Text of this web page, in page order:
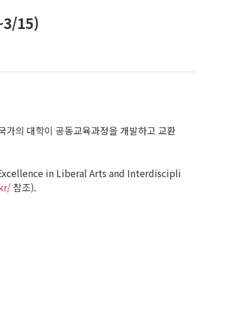
15)
대학이 공동교육과정을 개발하고 교환
Excellence in Liberal Arts and Interdiscipli
참조).